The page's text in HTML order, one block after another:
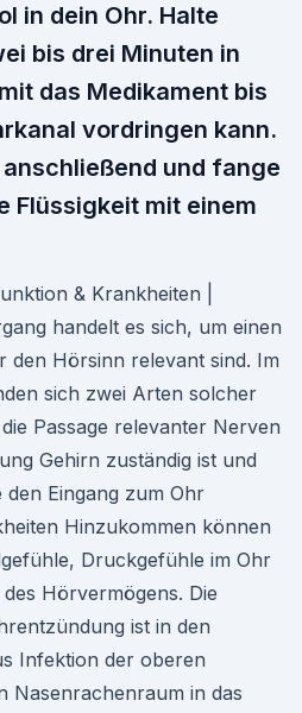
in dein Ohr. Halte
bis drei Minuten in
das Medikament bis
vordringen kann.
und fange
Flüssigkeit mit einem
& Krankheiten |
handelt es sich, um einen
den Hörsinn relevant sind. Im
sich zwei Arten solcher
Passage relevanter Nerven
Gehirn zuständig ist und
Eingang zum Ohr
Hinzukommen können
Druckgefühle im Ohr
Hörvermögens. Die
ist in den
Infektion der oberen
Nasenrachenraum in das